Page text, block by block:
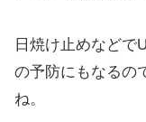
日焼け止めなどで
の予防にもなるの
ね。